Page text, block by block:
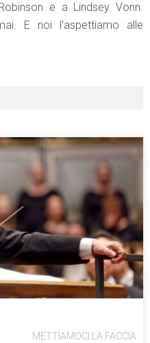
e a Lindsey Vonn.
E noi l’aspettiamo alle
METTIAMOCI LA FACCIA